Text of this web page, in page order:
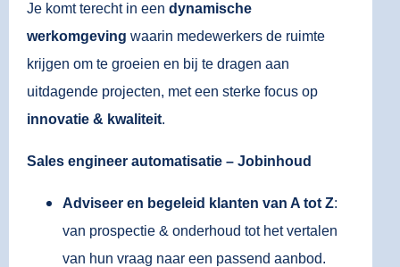
Je komt terecht in een dynamische
werkomgeving waarin medewerkers de ruimte
krijgen om te groeien en bij te dragen aan
uitdagende projecten, met een sterke focus op
innovatie & kwaliteit.
Sales engineer automatisatie – Jobinhoud
Adviseer en begeleid klanten van A tot Z:
van prospectie & onderhoud tot het vertalen
van hun vraag naar een passend aanbod.